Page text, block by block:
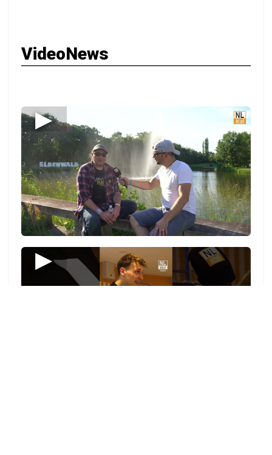
VideoNews
▶
▶